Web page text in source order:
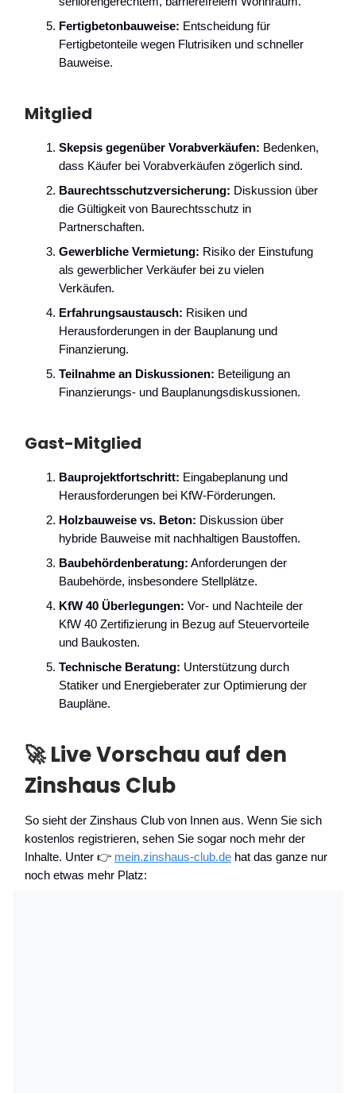
Fertigbetonbauweise: Entscheidung für
Fertigbetonteile wegen Flutrisiken und schneller
Bauweise.
Mitglied
Skepsis gegenüber Vorabverkäufen: Bedenken,
dass Käufer bei Vorabverkäufen zögerlich sind.
Baurechtsschutzversicherung: Diskussion über
die Gültigkeit von Baurechtsschutz in
Partnerschaften.
Gewerbliche Vermietung: Risiko der Einstufung
als gewerblicher Verkäufer bei zu vielen
Verkäufen.
Erfahrungsaustausch: Risiken und
Herausforderungen in der Bauplanung und
Finanzierung.
Teilnahme an Diskussionen: Beteiligung an
Finanzierungs- und Bauplanungsdiskussionen.
Gast-Mitglied
Bauprojektfortschritt: Eingabeplanung und
Herausforderungen bei KfW-Förderungen.
Holzbauweise vs. Beton: Diskussion über
hybride Bauweise mit nachhaltigen Baustoffen.
Baubehördenberatung: Anforderungen der
Baubehörde, insbesondere Stellplätze.
KfW 40 Überlegungen: Vor- und Nachteile der
KfW 40 Zertifizierung in Bezug auf Steuervorteile
und Baukosten.
Technische Beratung: Unterstützung durch
Statiker und Energieberater zur Optimierung der
Baupläne.
🚀 Live Vorschau auf den
Zinshaus Club
So sieht der Zinshaus Club von Innen aus. Wenn Sie sich
kostenlos registrieren, sehen Sie sogar noch mehr der
Inhalte. Unter 👉 mein.zinshaus-club.de hat das ganze nur
noch etwas mehr Platz: